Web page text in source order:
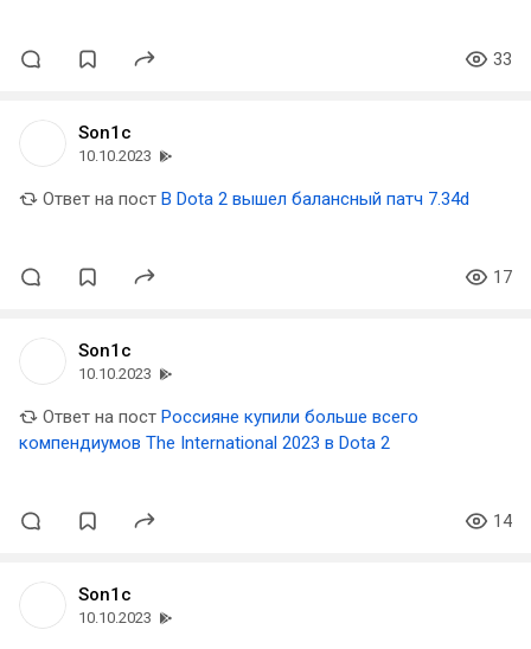
33
Son1c
10.10.2023
Ответ на пост В Dota 2 вышел балансный патч 7.34d
17
Son1c
10.10.2023
Ответ на пост Россияне купили больше всего
компендиумов The International 2023 в Dota 2
14
Son1c
10.10.2023